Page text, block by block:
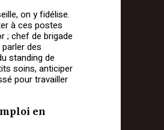
on y fidélise.
à ces postes
; chef de brigade
des
standing de
soins, anticiper
pour travailler
en